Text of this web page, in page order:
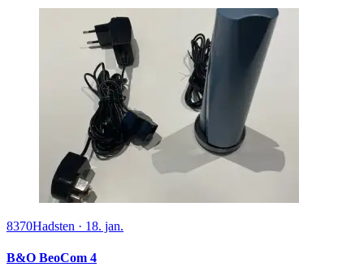
8370Hadsten · 18. jan.
B&O BeoCom 4